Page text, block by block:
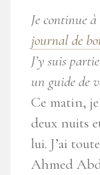
Je continue
journal de
J’y suis
un guide de
Ce matin,
deux nuits
lui. J’ai
Ahmed